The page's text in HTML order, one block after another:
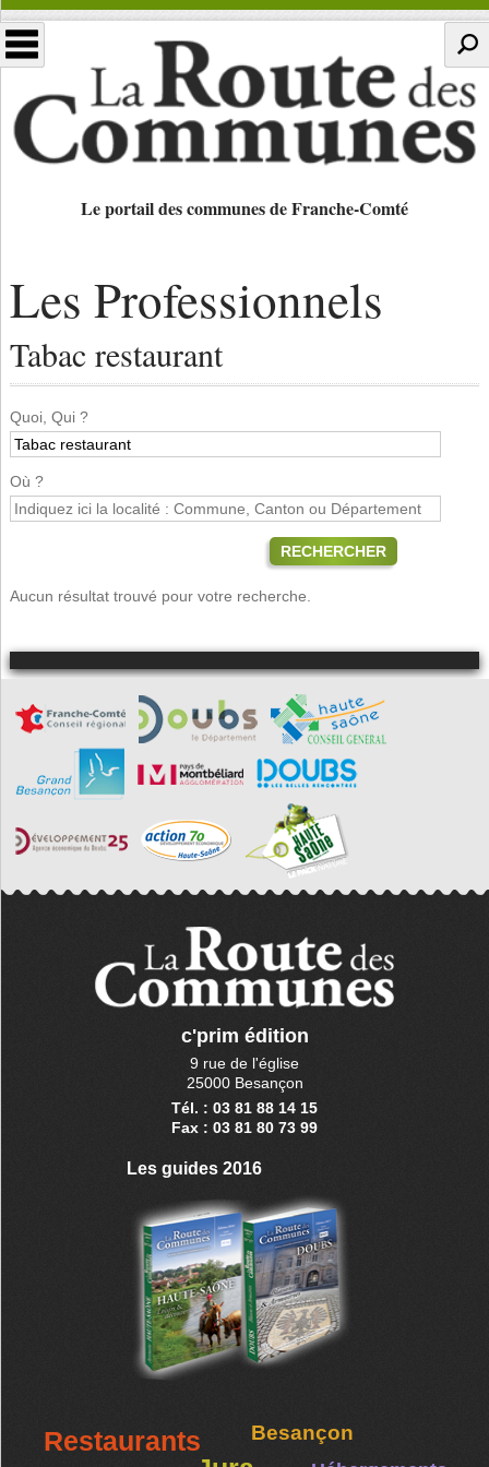
Le portail des communes de Franche-Comté
Les Professionnels
Tabac restaurant
Quoi, Qui ?
Où ?
RECHERCHER
Aucun résultat trouvé pour votre recherche.
c'prim édition
9 rue de l'église
25000 Besançon
Tél. : 03 81 88 14 15
Fax : 03 81 80 73 99
Les guides 2016
Restaurants Besançon